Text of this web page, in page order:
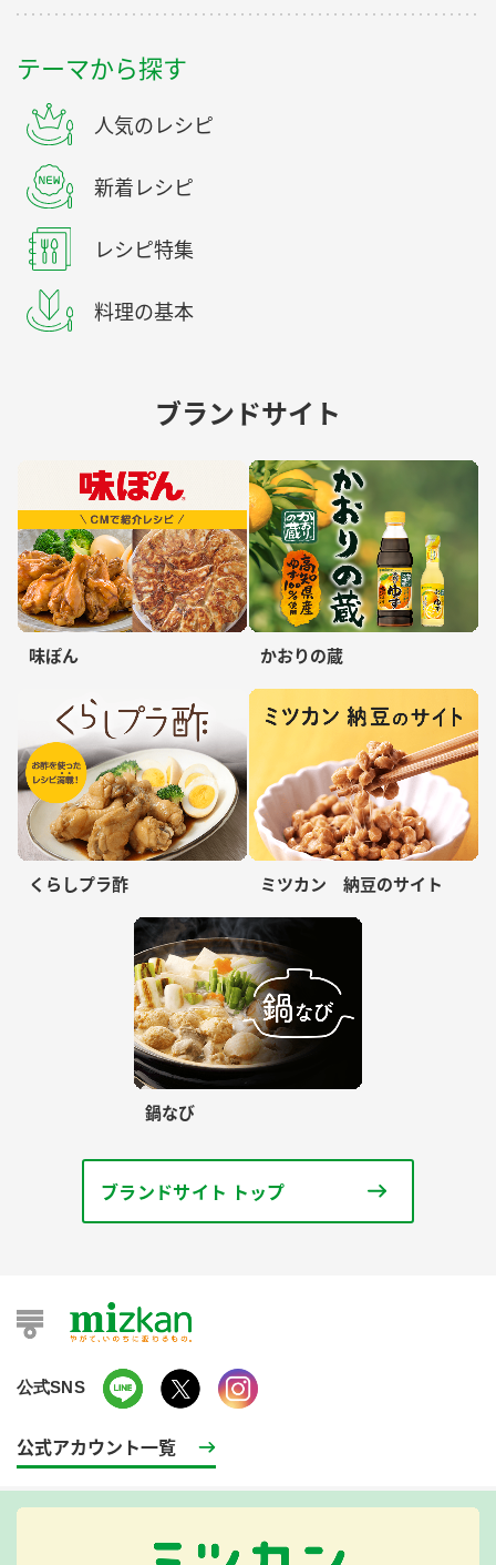
テーマから探す
人気のレシピ
新着レシピ
レシピ特集
料理の基本
ブランドサイト
味ぽん かおりの蔵
くらしプラ酢 ミツカン 納豆のサイト
鍋なび
ブランドサイト トップ
公式SNS
公式アカウント一覧